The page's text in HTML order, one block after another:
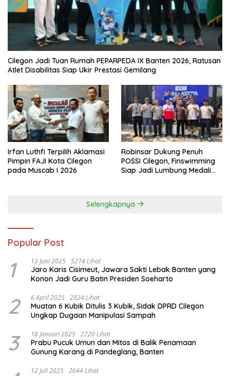
Cilegon Jadi Tuan Rumah PEPARPEDA IX Banten 2026, Ratusan
Atlet Disabilitas Siap Ukir Prestasi Gemilang
Irfan Luthfi Terpilih Aklamasi
Pimpin FAJI Kota Cilegon
pada Muscab I 2026
Robinsar Dukung Penuh
POSSI Cilegon, Finswimming
Siap Jadi Lumbung Medali
Selengkapnya
Popular Post
1 13 Juni 2025 5274 Lihat
Jaro Karis Cisimeut, Jawara Sakti Lebak Banten yang
Konon Jadi Guru Batin Presiden Soeharto
2 6 April 2025 2824 Lihat
Muatan 6 Kubik Ditulis 3 Kubik, Sidak DPRD Cilegon
Ungkap Dugaan Manipulasi Sampah
3 18 Januari 2025 2720 Lihat
Prabu Pucuk Umun dan Mitos di Balik Penamaan
Gunung Karang di Pandeglang, Banten
12 Juli 2025 2644 Lihat